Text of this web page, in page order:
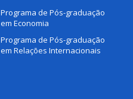
Programa de Pós-graduação
em Economia
Programa de Pós-graduação
em Relações Internacionais